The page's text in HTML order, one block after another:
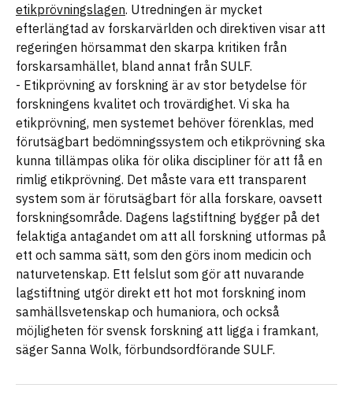
etikprövningslagen. Utredningen är mycket
efterlängtad av forskarvärlden och direktiven visar att
regeringen hörsammat den skarpa kritiken från
forskarsamhället, bland annat från SULF.
- Etikprövning av forskning är av stor betydelse för
forskningens kvalitet och trovärdighet. Vi ska ha
etikprövning, men systemet behöver förenklas, med
förutsägbart bedömningssystem och etikprövning ska
kunna tillämpas olika för olika discipliner för att få en
rimlig etikprövning. Det måste vara ett transparent
system som är förutsägbart för alla forskare, oavsett
forskningsområde. Dagens lagstiftning bygger på det
felaktiga antagandet om att all forskning utformas på
ett och samma sätt, som den görs inom medicin och
naturvetenskap. Ett felslut som gör att nuvarande
lagstiftning utgör direkt ett hot mot forskning inom
samhällsvetenskap och humaniora, och också
möjligheten för svensk forskning att ligga i framkant,
säger Sanna Wolk, förbundsordförande SULF.